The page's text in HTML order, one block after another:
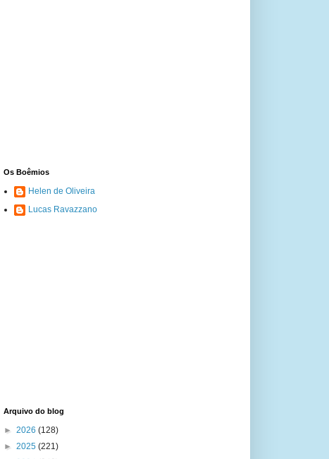
Os Boêmios
Helen de Oliveira
Lucas Ravazzano
Arquivo do blog
► 2026 (128)
► 2025 (221)